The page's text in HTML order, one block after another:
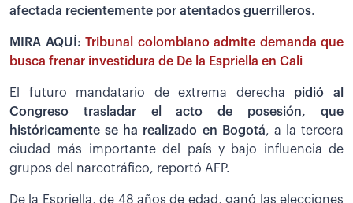
afectada recientemente por atentados guerrilleros.
MIRA AQUÍ: Tribunal colombiano admite demanda que
busca frenar investidura de De la Espriella en Cali
El futuro mandatario de extrema derecha pidió al
Congreso trasladar el acto de posesión, que
históricamente se ha realizado en Bogotá, a la tercera
ciudad más importante del país y bajo influencia de
grupos del narcotráfico, reportó AFP.
De la Espriella, de 48 años de edad, ganó las elecciones